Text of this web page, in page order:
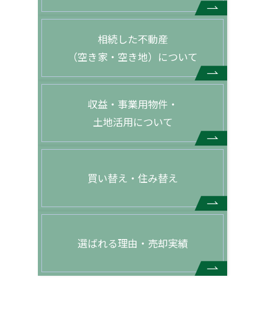
相続した不動産
（空き家・空き地）について
収益・事業用物件・
土地活用について
買い替え・住み替え
選ばれる理由・売却実績